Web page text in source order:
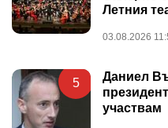
Летния
03.08.2026
5
Даниел
участвам